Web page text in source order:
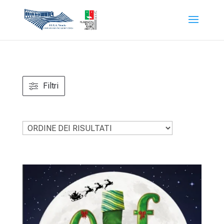
Filtri